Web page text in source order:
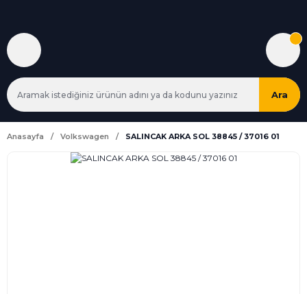
Ara
Anasayfa Volkswagen SALINCAK ARKA SOL 38845 / 37016 01